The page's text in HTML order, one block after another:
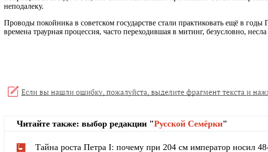
неподалеку.
Проводы покойника в советском государстве стали практиковать ещё в
времена траурная процессия, часто переходившая в митинг, безусловно,
Читайте также: выбор редакции "Русской Cемёрки"
Тайна роста Петра I: почему при 204 см император носил